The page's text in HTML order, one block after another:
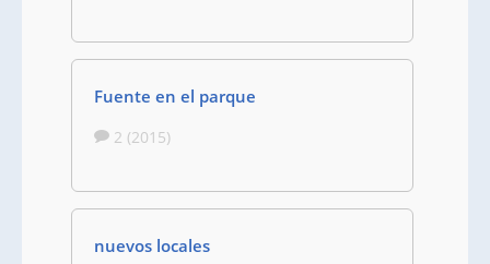
Fuente en el parque
2 (2015)
nuevos locales